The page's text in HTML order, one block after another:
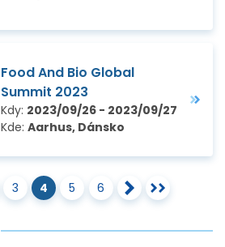
Food And Bio Global
Summit 2023
Kdy: 2023/09/26 - 2023/09/27
Kde: Aarhus, Dánsko
3 4 5 6